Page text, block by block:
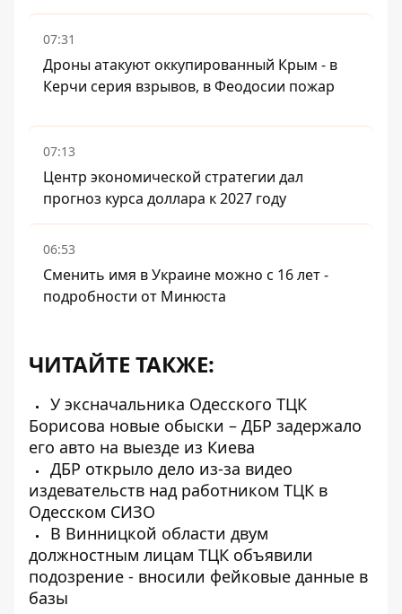
07:31
Дроны атакуют оккупированный Крым - в
Керчи серия взрывов, в Феодосии пожар
07:13
Центр экономической стратегии дал
прогноз курса доллара к 2027 году
06:53
Сменить имя в Украине можно с 16 лет -
подробности от Минюста
ЧИТАЙТЕ ТАКЖЕ:
У эксначальника Одесского ТЦК
Борисова новые обыски – ДБР задержало
его авто на выезде из Киева
ДБР открыло дело из-за видео
издевательств над работником ТЦК в
Одесском СИЗО
В Винницкой области двум
должностным лицам ТЦК объявили
подозрение - вносили фейковые данные в
базы